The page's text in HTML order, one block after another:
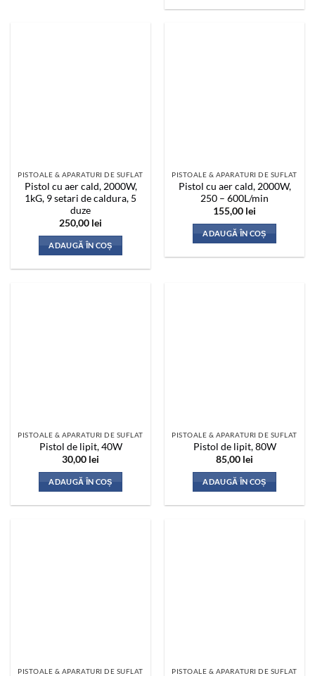
PISTOALE & APARATURI DE SUFLAT
Pistol cu aer cald, 2000W,
1kG, 9 setari de caldura, 5
duze
250,00 lei
ADAUGĂ ÎN COȘ
PISTOALE & APARATURI DE SUFLAT
Pistol cu aer cald, 2000W,
250 – 600L/min
155,00 lei
ADAUGĂ ÎN COȘ
PISTOALE & APARATURI DE SUFLAT
Pistol de lipit, 40W
30,00 lei
ADAUGĂ ÎN COȘ
PISTOALE & APARATURI DE SUFLAT
Pistol de lipit, 80W
85,00 lei
ADAUGĂ ÎN COȘ
PISTOALE & APARATURI DE SUFLAT PISTOALE & APARATURI DE SUFLAT